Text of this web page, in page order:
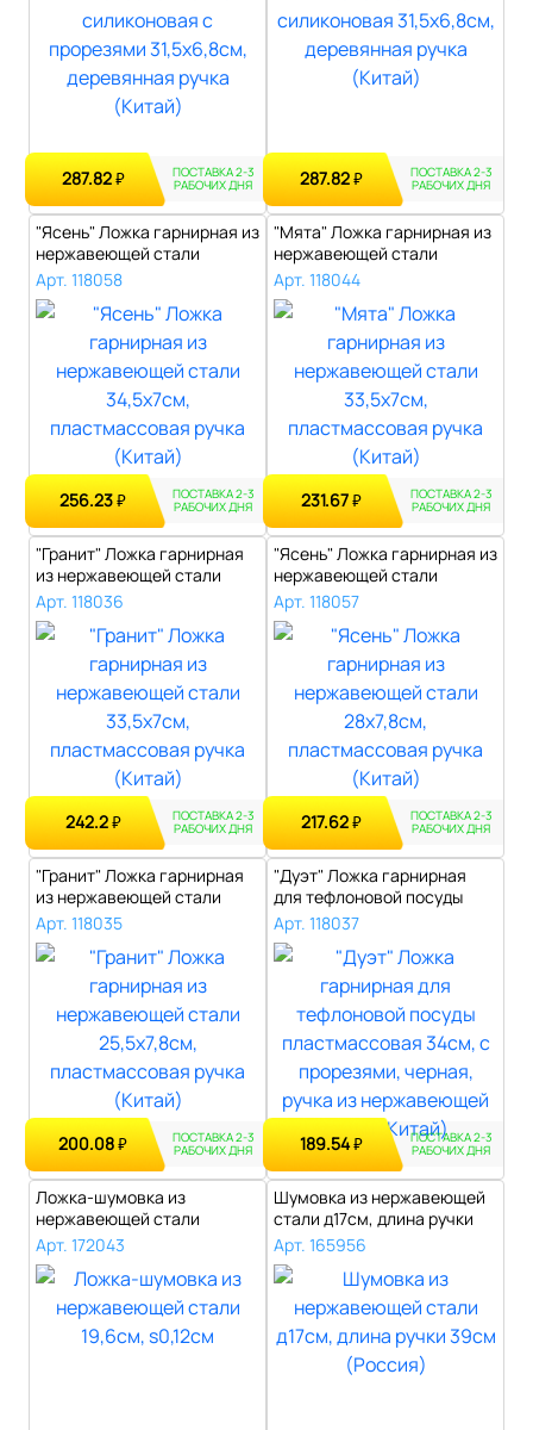
287.82₽ ПОСТАВКА 2-3
РАБОЧИХ ДНЯ 287.82₽ ПОСТАВКА 2-3
РАБОЧИХ ДНЯ
"Ясень" Ложка гарнирная из
нержавеющей стали
34,5х7см, ..
Арт. 118058
256.23₽ ПОСТАВКА 2-3
РАБОЧИХ ДНЯ
"Мята" Ложка гарнирная из
нержавеющей стали
33,5х7см, п..
Арт. 118044
231.67₽ ПОСТАВКА 2-3
РАБОЧИХ ДНЯ
"Гранит" Ложка гарнирная
из нержавеющей стали
33,5х7см,..
Арт. 118036
242.2₽ ПОСТАВКА 2-3
РАБОЧИХ ДНЯ
"Ясень" Ложка гарнирная из
нержавеющей стали
28х7,8см, ..
Арт. 118057
217.62₽ ПОСТАВКА 2-3
РАБОЧИХ ДНЯ
"Гранит" Ложка гарнирная
из нержавеющей стали
25,5х7,8с..
Арт. 118035
200.08₽ ПОСТАВКА 2-3
РАБОЧИХ ДНЯ
"Дуэт" Ложка гарнирная
для тефлоновой посуды
пластмассо..
Арт. 118037
189.54₽ ПОСТАВКА 2-3
РАБОЧИХ ДНЯ
Ложка-шумовка из
нержавеющей стали
19,6см, s0,12см..
Арт. 172043
Шумовка из нержавеющей
стали д17см, длина ручки
39см (Р..
Арт. 165956